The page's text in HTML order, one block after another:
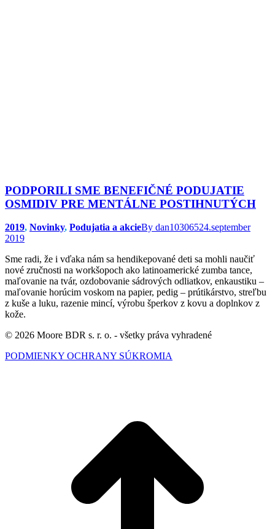
PODPORILI SME BENEFIČNÉ PODUJATIE
OSMIDIV PRE MENTÁLNE POSTIHNUTÝCH
2019, Novinky, Podujatia a akcieBy dan10306524.september
2019
Sme radi, že i vďaka nám sa hendikepované deti sa mohli naučiť
nové zručnosti na workšopoch ako latinoamerické zumba tance,
maľovanie na tvár, ozdobovanie sádrových odliatkov, enkaustiku –
maľovanie horúcim voskom na papier, pedig – prútikárstvo, streľbu
z kuše a luku, razenie mincí, výrobu šperkov z kovu a doplnkov z
kože.
© 2026 Moore BDR s. r. o. - všetky práva vyhradené
PODMIENKY OCHRANY SÚKROMIA